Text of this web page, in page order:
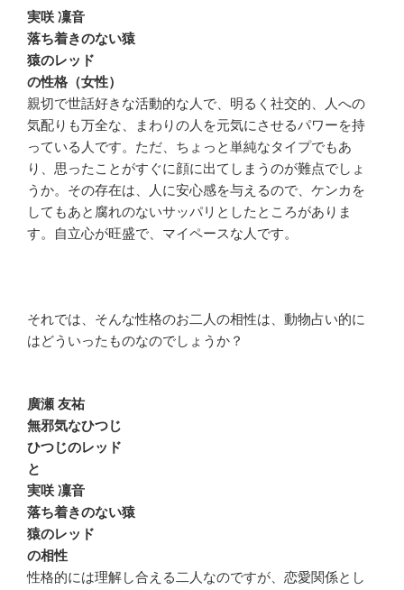
実咲 凜音
落ち着きのない猿
猿のレッド
の性格（女性）
親切で世話好きな活動的な人で、明るく社交的、人への
気配りも万全な、まわりの人を元気にさせるパワーを持
っている人です。ただ、ちょっと単純なタイプでもあ
り、思ったことがすぐに顔に出てしまうのが難点でしょ
うか。その存在は、人に安心感を与えるので、ケンカを
してもあと腐れのないサッパリとしたところがありま
す。自立心が旺盛で、マイペースな人です。
それでは、そんな性格のお二人の相性は、動物占い的に
はどういったものなのでしょうか？
廣瀬 友祐
無邪気なひつじ
ひつじのレッド
と
実咲 凜音
落ち着きのない猿
猿のレッド
の相性
性格的には理解し合える二人なのですが、恋愛関係とし